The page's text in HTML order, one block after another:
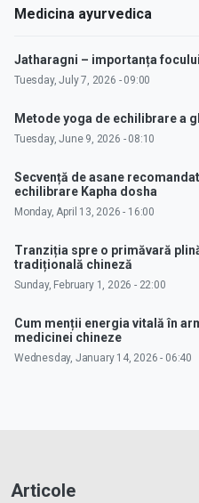
Medicina ayurvedica
Jatharagni – importanța
Tuesday, July 7, 2026 - 09:00
Metode yoga de echilibrare a
Tuesday, June 9, 2026 - 08:10
Secvență de asane
echilibrare Kapha dosha
Monday, April 13, 2026 - 16:00
Tranziția spre o primăvară
tradițională chineză
Sunday, February 1, 2026 - 22:00
Cum menții energia vitală în
medicinei chineze
Wednesday, January 14, 2026 - 06:40
Articole